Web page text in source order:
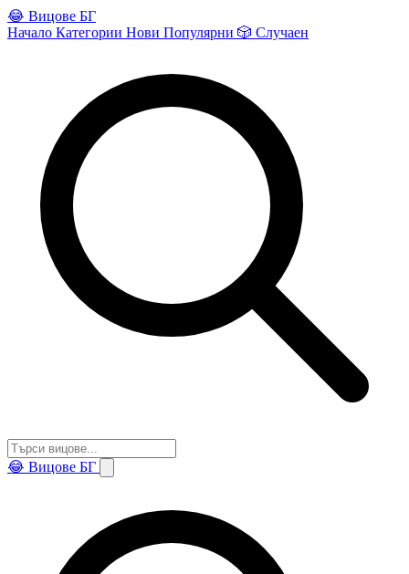
😂 Вицове БГ
Начало Категории Нови Популярни 🎲 Случаен
😂 Вицове БГ